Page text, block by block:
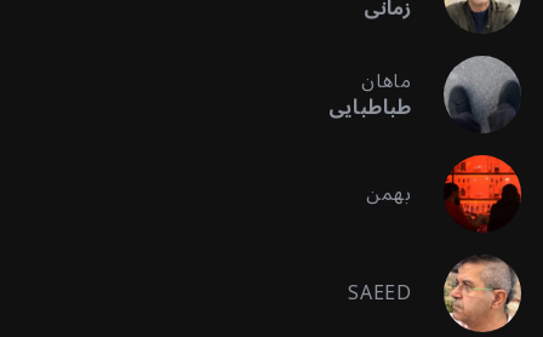
زمانی
ماهان
طباطبایی
بهمن
SAEED